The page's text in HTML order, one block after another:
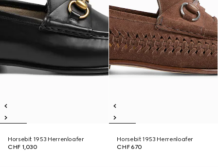
Horsebit 1953 Herrenloafer
CHF 1,030
Horsebit 1953 Herrenloafer
CHF 670